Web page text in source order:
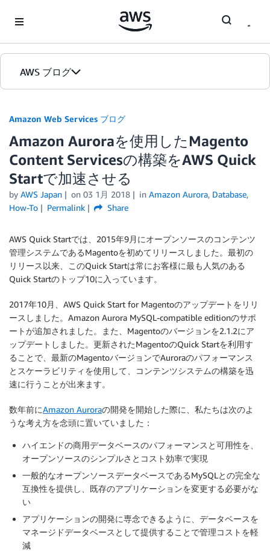
AWS ブログ
カテゴリ
エディション
Amazon Web Services ブログ
Amazon Auroraを使用したMagento
Content Servicesの構築をAWS Quick
Startで加速させる
by AWS Japan on 03 1月 2018 in Amazon Aurora, Database,
How-To
Permalink Share
AWS Quick Startでは、2015年9月にオープンソースのコンテンツ
管理システムであるMagentoを初めてリリースしました。最初の
リリース以来、このQuick Startは常にお客様に最も人気のある
Quick Startのトップ10に入っています。
2017年10月、AWS Quick Start for Magentoのアップデートをリリ
ースしました。Amazon Aurora MySQL-compatible editionのサポ
ートが追加されました。また、Magentoのバージョンを2.1.2にア
ップデートしました。更新されたMagentoのQuick Startを利用す
ることで、最新のMagentoバージョンでAuroraのパフォーマンス
とスケーラビリティを使用して、コンテンツシステムの構築を迅
速に行うことが出来ます。
数年前にAmazon Auroraの開発を開始した際に、私たちは次のよ
うな考え方を念頭に置いていました：
ハイエンドの商用データベースのパフォーマンスと可用性を、
オープンソースのシンプルさとコスト効率で実現
一般的なオープンソースデータベースであるMySQLとの完全な
互換性を提供し、既存のアプリケーションを変更する必要がな
い
アプリケーションの開発に専念できるように、データベースを
マネージドデータベースとして提供することで管理コストを軽
減